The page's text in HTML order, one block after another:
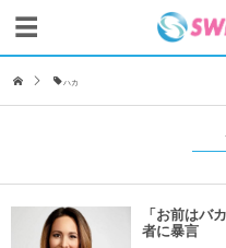
ハカ
「お前はバ
者に暴言